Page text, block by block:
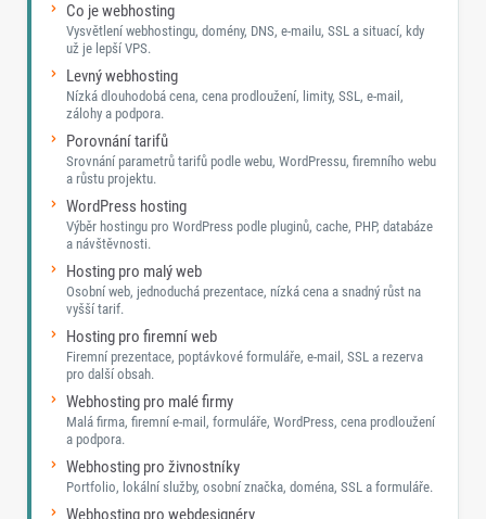
Co je webhosting
Vysvětlení webhostingu, domény, DNS, e-mailu, SSL a situací, kdy
už je lepší VPS.
Levný webhosting
Nízká dlouhodobá cena, cena prodloužení, limity, SSL, e-mail,
zálohy a podpora.
Porovnání tarifů
Srovnání parametrů tarifů podle webu, WordPressu, firemního webu
a růstu projektu.
WordPress hosting
Výběr hostingu pro WordPress podle pluginů, cache, PHP, databáze
a návštěvnosti.
Hosting pro malý web
Osobní web, jednoduchá prezentace, nízká cena a snadný růst na
vyšší tarif.
Hosting pro firemní web
Firemní prezentace, poptávkové formuláře, e-mail, SSL a rezerva
pro další obsah.
Webhosting pro malé firmy
Malá firma, firemní e-mail, formuláře, WordPress, cena prodloužení
a podpora.
Webhosting pro živnostníky
Portfolio, lokální služby, osobní značka, doména, SSL a formuláře.
Webhosting pro webdesignéry